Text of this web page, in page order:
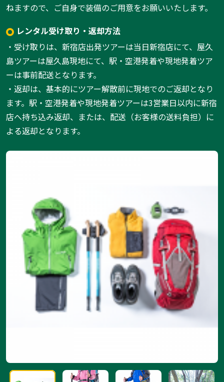
ねますので、ご自身で装備のご用意をお願いいたします。
レンタル受け取り・返却方法
・受け取りは、新宿店出発ツアーは当日新宿店にて、屋久
島ツアーは屋久島現地にて、駅・空港発着や現地発着ツア
ーは事前配送となります。
・返却は、基本的にツアー解散前に現地でのご返却となり
ます。駅・空港発着や現地発着ツアーは3営業日以内に新宿
店へ持ち込み返却、または、配送（お客様の送料負担）に
よる返却となります。